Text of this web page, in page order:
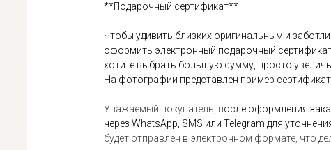
**Подарочный сертификат**
Чтобы удивить близких оригинальным и
оформить электронный подарочный
хотите выбрать большую сумму, просто
На фотографии представлен пример
Уважаемый покупатель, после оформления
через WhatsApp, SMS или Telegram для
будет отправлен в электронном формате, что